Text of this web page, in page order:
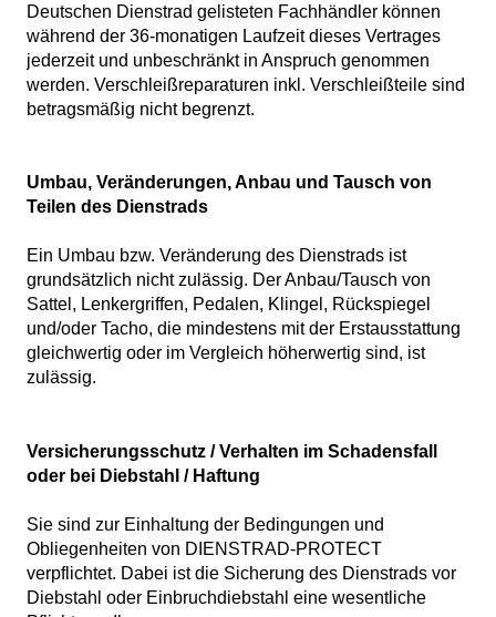
Deutschen Dienstrad gelisteten Fachhändler können
während der 36-monatigen Laufzeit dieses Vertrages
jederzeit und unbeschränkt in Anspruch genommen
werden. Verschleißreparaturen inkl. Verschleißteile sind
betragsmäßig nicht begrenzt.
Umbau, Veränderungen, Anbau und Tausch von
Teilen des Dienstrads
Ein Umbau bzw. Veränderung des Dienstrads ist
grundsätzlich nicht zulässig. Der Anbau/Tausch von
Sattel, Lenkergriffen, Pedalen, Klingel, Rückspiegel
und/oder Tacho, die mindestens mit der Erstausstattung
gleichwertig oder im Vergleich höherwertig sind, ist
zulässig.
Versicherungsschutz / Verhalten im Schadensfall
oder bei Diebstahl / Haftung
Sie sind zur Einhaltung der Bedingungen und
Obliegenheiten von DIENSTRAD-PROTECT
verpflichtet. Dabei ist die Sicherung des Dienstrads vor
Diebstahl oder Einbruchdiebstahl eine wesentliche